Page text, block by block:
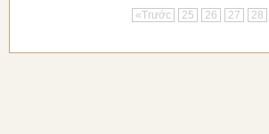
«Trước 25 26 27 28